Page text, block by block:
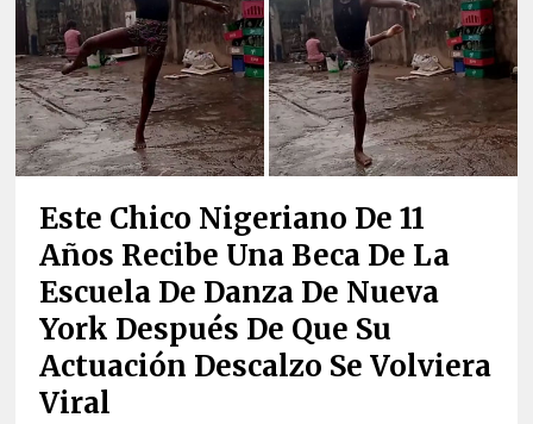
Este Chico Nigeriano De 11
Años Recibe Una Beca De La
Escuela De Danza De Nueva
York Después De Que Su
Actuación Descalzo Se Volviera
Viral